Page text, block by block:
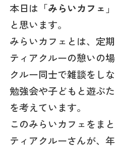
本日は「みらいカフェ
と思います。
みらいカフェとは、定
ティアクルーの憩いの場
クルー同士で雑談をし
勉強会や子どもと遊ぶ
を考えています。
このみらいカフェをま
ティアクルーさんが、